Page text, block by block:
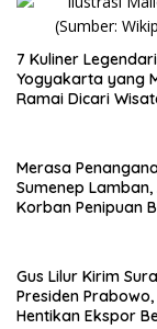
7 Kuliner
Yogyakarta yang
Ramai Dicari
Merasa
Sumenep Lamban,
Korban Penipuan
Gus Lilur Kirim
Presiden Prabowo,
Hentikan Ekspor